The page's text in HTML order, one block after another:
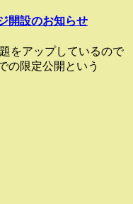
開設のお知らせ
をアップしているので
の限定公開という